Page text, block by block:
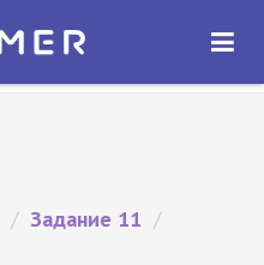
ОТКРЫТЬ
/ Задание 11 /